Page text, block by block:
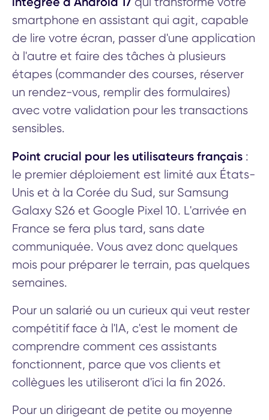
smartphone en assistant qui agit, capable
de lire votre écran, passer d'une application
à l'autre et faire des tâches à plusieurs
étapes (commander des courses, réserver
un rendez-vous, remplir des formulaires)
avec votre validation pour les transactions
sensibles.
Point crucial pour les utilisateurs français :
le premier déploiement est limité aux États-
Unis et à la Corée du Sud, sur Samsung
Galaxy S26 et Google Pixel 10. L'arrivée en
France se fera plus tard, sans date
communiquée. Vous avez donc quelques
mois pour préparer le terrain, pas quelques
semaines.
Pour un salarié ou un curieux qui veut rester
compétitif face à l'IA, c'est le moment de
comprendre comment ces assistants
fonctionnent, parce que vos clients et
collègues les utiliseront d'ici la fin 2026.
Pour un dirigeant de petite ou moyenne